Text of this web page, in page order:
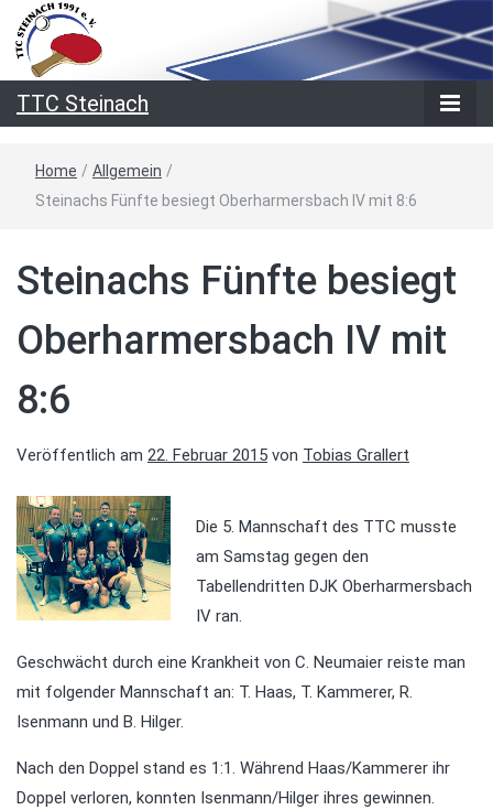
TTC Steinach
Home / Allgemein /
Steinachs Fünfte besiegt Oberharmersbach IV mit 8:6
Steinachs Fünfte besiegt
Oberharmersbach IV mit
8:6
Veröffentlich am 22. Februar 2015 von Tobias Grallert
Die 5. Mannschaft des TTC musste
am Samstag gegen den
Tabellendritten DJK Oberharmersbach
IV ran.
Geschwächt durch eine Krankheit von C. Neumaier reiste man
mit folgender Mannschaft an: T. Haas, T. Kammerer, R.
Isenmann und B. Hilger.
Nach den Doppel stand es 1:1. Während Haas/Kammerer ihr
Doppel verloren, konnten Isenmann/Hilger ihres gewinnen.